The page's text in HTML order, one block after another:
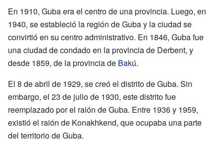
En 1910, Guba era el centro de una provincia. Luego, en
1940, se estableció la región de Guba y la ciudad se
convirtió en su centro administrativo. En 1846, Guba fue
una ciudad de condado en la provincia de Derbent, y
desde 1859, de la provincia de Bakú.
El 8 de abril de 1929, se creó el distrito de Guba. Sin
embargo, el 23 de julio de 1930, este distrito fue
reemplazado por el raión de Guba. Entre 1936 y 1959,
existió el raión de Konakhkend, que ocupaba una parte
del territorio de Guba.